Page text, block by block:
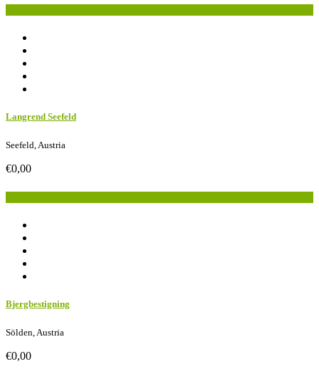
Langrend Seefeld
Seefeld, Austria
€0,00
Bjergbestigning
Sölden, Austria
€0,00